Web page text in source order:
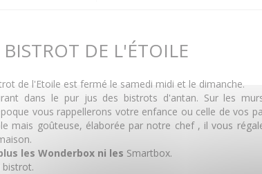
BISTROT DE L'ÉTOILE
de l'Etoile est fermé le samedi midi et le dimanche.
dans le pur jus des bistrots d'antan. Sur les
vous rappellerons votre enfance ou celle de vos
mais goûteuse, élaborée par notre chef , il vous
les Wonderbox ni les Smartbox.
bistrot.